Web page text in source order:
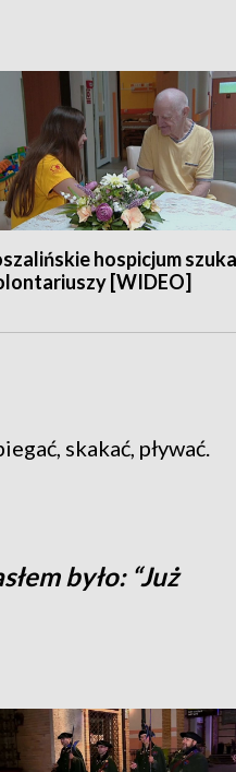
hospicjum szuka
[WIDEO]
skakać, pływać.
było: “Już